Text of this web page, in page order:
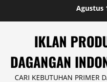
Agustus
IKLAN
DAGANGAN
CARI KEBUTUHAN PRIMER